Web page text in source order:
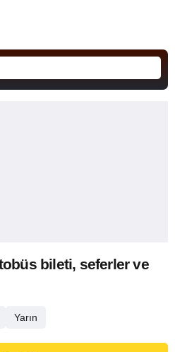
bileti, seferler ve
Yarın